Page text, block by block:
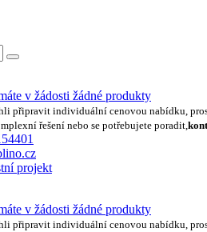
v žádosti žádné produkty
připravit individuální cenovou nabídku,
řešení nebo se potřebujete poradit,
projekt
v žádosti žádné produkty
připravit individuální cenovou nabídku,